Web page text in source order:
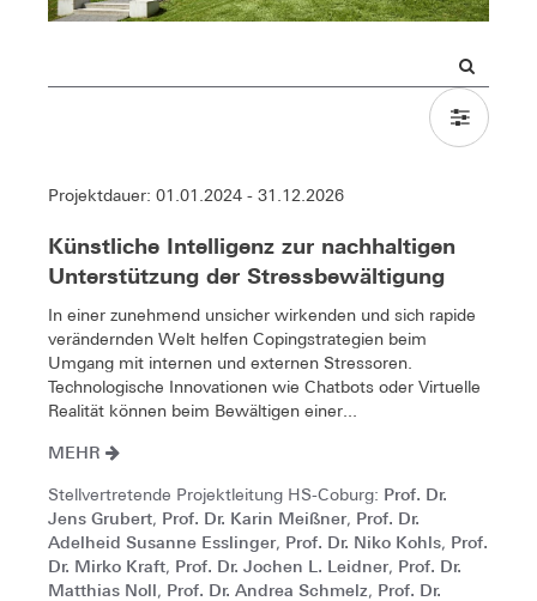
Projektdauer: 01.01.2024 - 31.12.2026
Künstliche Intelligenz zur nachhaltigen
Unterstützung der Stressbewältigung
In einer zunehmend unsicher wirkenden und sich rapide
verändernden Welt helfen Copingstrategien beim
Umgang mit internen und externen Stressoren.
Technologische Innovationen wie Chatbots oder Virtuelle
Realität können beim Bewältigen einer...
MEHR
Stellvertretende Projektleitung HS-Coburg: Prof. Dr.
Jens Grubert, Prof. Dr. Karin Meißner, Prof. Dr.
Adelheid Susanne Esslinger, Prof. Dr. Niko Kohls, Prof.
Dr. Mirko Kraft, Prof. Dr. Jochen L. Leidner, Prof. Dr.
Matthias Noll, Prof. Dr. Andrea Schmelz, Prof. Dr.